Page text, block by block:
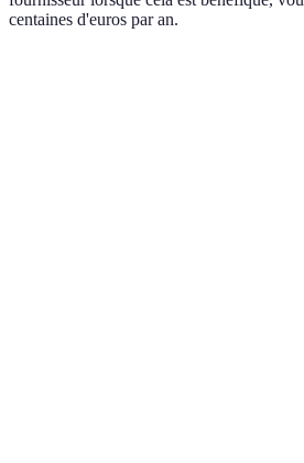
centaines d'euros par an.